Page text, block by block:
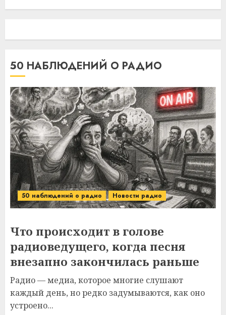
50 НАБЛЮДЕНИЙ О РАДИО
50 наблюдений о радио Новости радио
Что происходит в голове
радиоведущего, когда песня
внезапно закончилась раньше
Радио — медиа, которое многие слушают
каждый день, но редко задумываются, как оно
устроено...